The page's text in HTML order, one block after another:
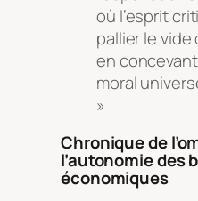
où l’esprit
pallier le vide
en
moral
»
Chronique de
l’autonomie des
économiques